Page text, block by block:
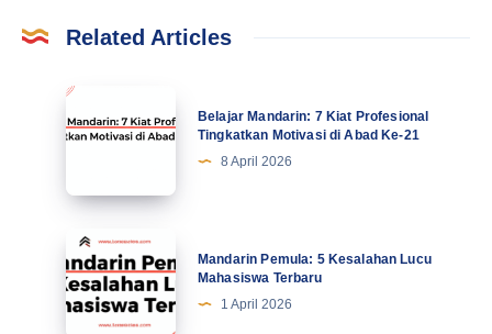
Related Articles
Belajar
Mandarin:
Profesional
Tingkatkan
Motivasi
di
Abad
Belajar Mandarin: 7 Kiat Profesional
Tingkatkan Motivasi di Abad Ke-21
8 April 2026
Mandarin
Pemula:
5
Kesalahan
Mandarin Pemula: 5 Kesalahan Lucu
Mahasiswa Terbaru
1 April 2026